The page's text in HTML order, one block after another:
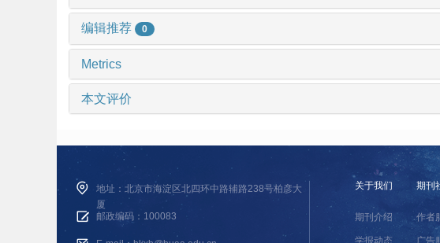
编辑推荐 0
Metrics
本文评价
地址：北京市海淀区北四环中路辅路238号柏彦大
厦
邮政编码：100083
关于我们
期刊介绍
学报动态
期刊
作者
广告